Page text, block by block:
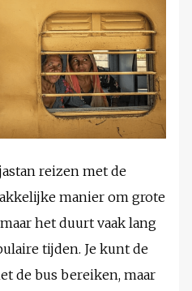
reizen met de
manier om grote
het duurt vaak lang
tijden. Je kunt de
de bus bereiken, maar